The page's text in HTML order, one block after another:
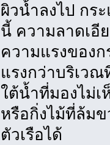
ผิวน้ำลงไป กร
นี้ ความลาดเอี
ความแรงของ
แรงกว่าบริเว
ใต้น้ำที่มองไม่
หรือกิ่งไม้ที่ล้ม
ตัวเรือได้